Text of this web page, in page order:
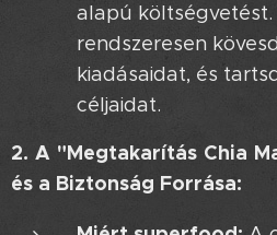
alapú
rendszeresen
kiadásaidat, és
céljaidat.
2. A "Megtakarítás Chia
és a Biztonság Forrása: